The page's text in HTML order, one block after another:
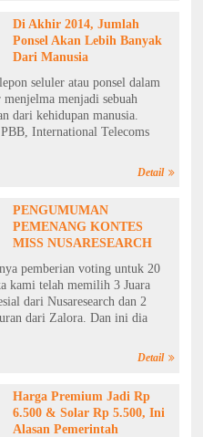
Di Akhir 2014, Jumlah
Ponsel Akan Lebih Banyak
Dari Manusia
seluler atau ponsel dalam
menjadi sebuah
dari kehidupan manusia.
International Telecoms
Detail
PENGUMUMAN
PEMENANG KONTES
MISS NUSARESEARCH
pemberian voting untuk 20
kami telah memilih 3 Juara
dari Nusaresearch dan 2
dari Zalora. Dan ini dia
Detail
Harga Premium Jadi Rp
6.500 & Solar Rp 5.500, Ini
Alasan Pemerintah